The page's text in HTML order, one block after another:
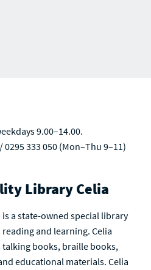
9.00–14.00.
/ 0295 333 050 (Mon–Thu 9–11)
Library Celia
a state-owned special library
and learning. Celia
books, braille books,
educational materials. Celia